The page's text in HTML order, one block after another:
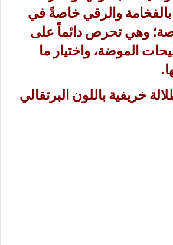
بالفخامة والرقي خاصةً في
وهي تحرص دائماً على
الموضة، واختيار ما
خريفية باللون البرتقالي